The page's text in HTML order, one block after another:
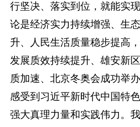
行坚决、落实到位，就能实
论是经济实力持续增强、生
升、人民生活质量稳步提高
发展质效持续提升、雄安新
质加速、北京冬奥会成功举
感受到习近平新时代中国特
强大真理力量和实践伟力。